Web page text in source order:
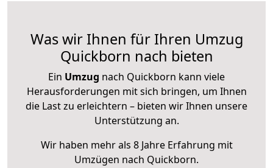
Was wir Ihnen für Ihren Umzug
Quickborn nach bieten
Ein Umzug nach Quickborn kann viele
Herausforderungen mit sich bringen, um Ihnen
die Last zu erleichtern – bieten wir Ihnen unsere
Unterstützung an.
Wir haben mehr als 8 Jahre Erfahrung mit
Umzügen nach Quickborn.